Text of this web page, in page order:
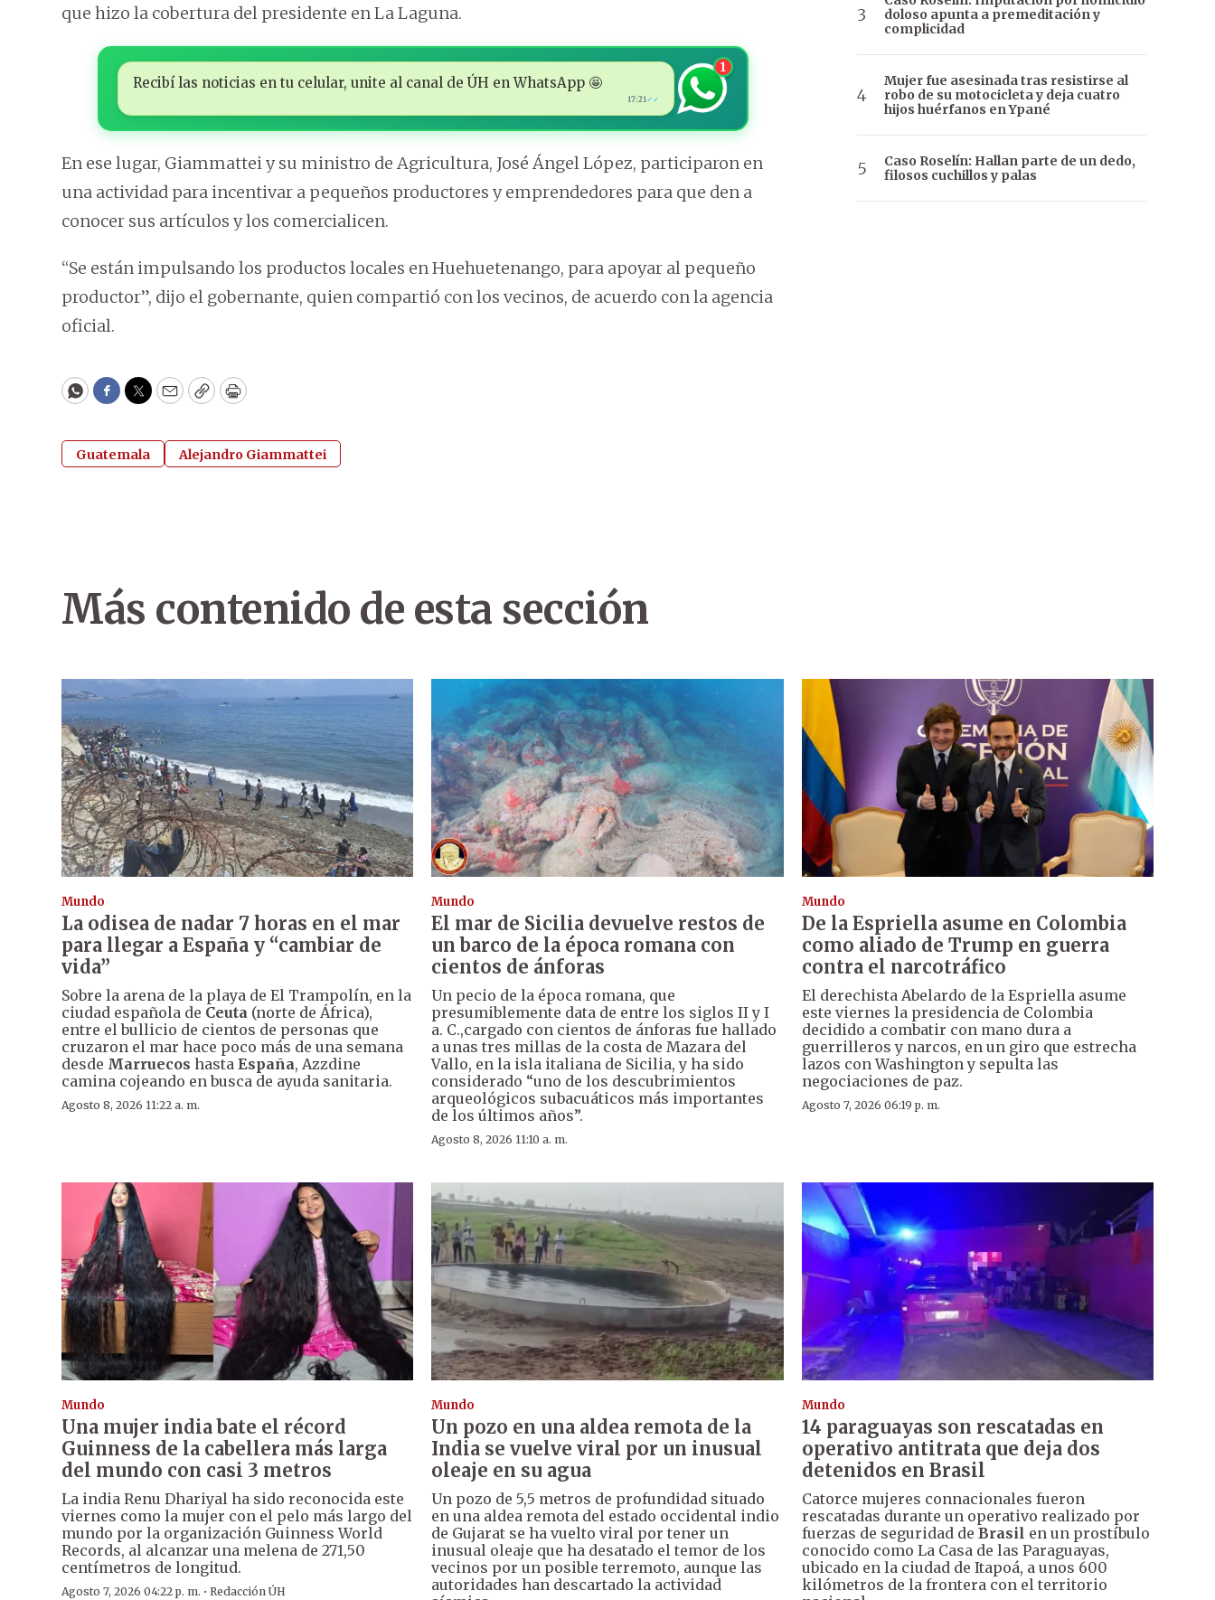
que hizo la cobertura del presidente en La Laguna.
Recibí las noticias en tu celular, unite al canal de ÚH en WhatsApp 🤩
17:21✓✓
1
En ese lugar, Giammattei y su ministro de Agricultura, José Ángel López, participaron en
una actividad para incentivar a pequeños productores y emprendedores para que den a
conocer sus artículos y los comercialicen.
“Se están impulsando los productos locales en Huehuetenango, para apoyar al pequeño
productor”, dijo el gobernante, quien compartió con los vecinos, de acuerdo con la agencia
oficial.
WhatsApp
Facebook
Twitter
EmailCopyPrint
Guatemala Alejandro Giammattei
doloso apunta a premeditación y
complicidad
Mujer fue asesinada tras resistirse al
robo de su motocicleta y deja cuatro
hijos huérfanos en Ypané
Caso Roselín: Hallan parte de un dedo,
filosos cuchillos y palas
Más contenido de esta sección
Mundo
La odisea de nadar 7 horas en el mar
para llegar a España y “cambiar de
vida”
Sobre la arena de la playa de El Trampolín, en la
ciudad española de Ceuta (norte de África),
entre el bullicio de cientos de personas que
cruzaron el mar hace poco más de una semana
desde Marruecos hasta España, Azzdine
camina cojeando en busca de ayuda sanitaria.
Agosto 8, 2026 11:22 a. m.
Mundo
El mar de Sicilia devuelve restos de
un barco de la época romana con
cientos de ánforas
Un pecio de la época romana, que
presumiblemente data de entre los siglos II y I
a. C.,cargado con cientos de ánforas fue hallado
a unas tres millas de la costa de Mazara del
Vallo, en la isla italiana de Sicilia, y ha sido
considerado “uno de los descubrimientos
arqueológicos subacuáticos más importantes
de los últimos años”.
Agosto 8, 2026 11:10 a. m.
Mundo
De la Espriella asume en Colombia
como aliado de Trump en guerra
contra el narcotráfico
El derechista Abelardo de la Espriella asume
este viernes la presidencia de Colombia
decidido a combatir con mano dura a
guerrilleros y narcos, en un giro que estrecha
lazos con Washington y sepulta las
negociaciones de paz.
Agosto 7, 2026 06:19 p. m.
Mundo
Una mujer india bate el récord
Guinness de la cabellera más larga
del mundo con casi 3 metros
La india Renu Dhariyal ha sido reconocida este
viernes como la mujer con el pelo más largo del
mundo por la organización Guinness World
Records, al alcanzar una melena de 271,50
centímetros de longitud.
Agosto 7, 2026 04:22 p. m. · Redacción ÚH
Mundo
Un pozo en una aldea remota de la
India se vuelve viral por un inusual
oleaje en su agua
Un pozo de 5,5 metros de profundidad situado
en una aldea remota del estado occidental indio
de Gujarat se ha vuelto viral por tener un
inusual oleaje que ha desatado el temor de los
vecinos por un posible terremoto, aunque las
autoridades han descartado la actividad
Mundo
14 paraguayas son rescatadas en
operativo antitrata que deja dos
detenidos en Brasil
Catorce mujeres connacionales fueron
rescatadas durante un operativo realizado por
fuerzas de seguridad de Brasil en un prostíbulo
conocido como La Casa de las Paraguayas,
ubicado en la ciudad de Itapoá, a unos 600
kilómetros de la frontera con el territorio